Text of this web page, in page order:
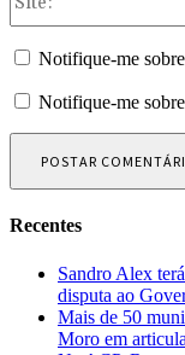
Notifique-me
Notifique-me
Recentes
Sandro Alex
disputa ao
Mais de 50
Moro em